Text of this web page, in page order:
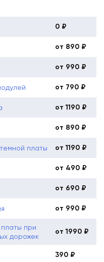
0 ₽
от 890 ₽
от 990 ₽
от 790 ₽
от 1190 ₽
от 890 ₽
платы от 1190 ₽
от 490 ₽
от 690 ₽
от 990 ₽
при
дорожек
от 1990 ₽
390 ₽